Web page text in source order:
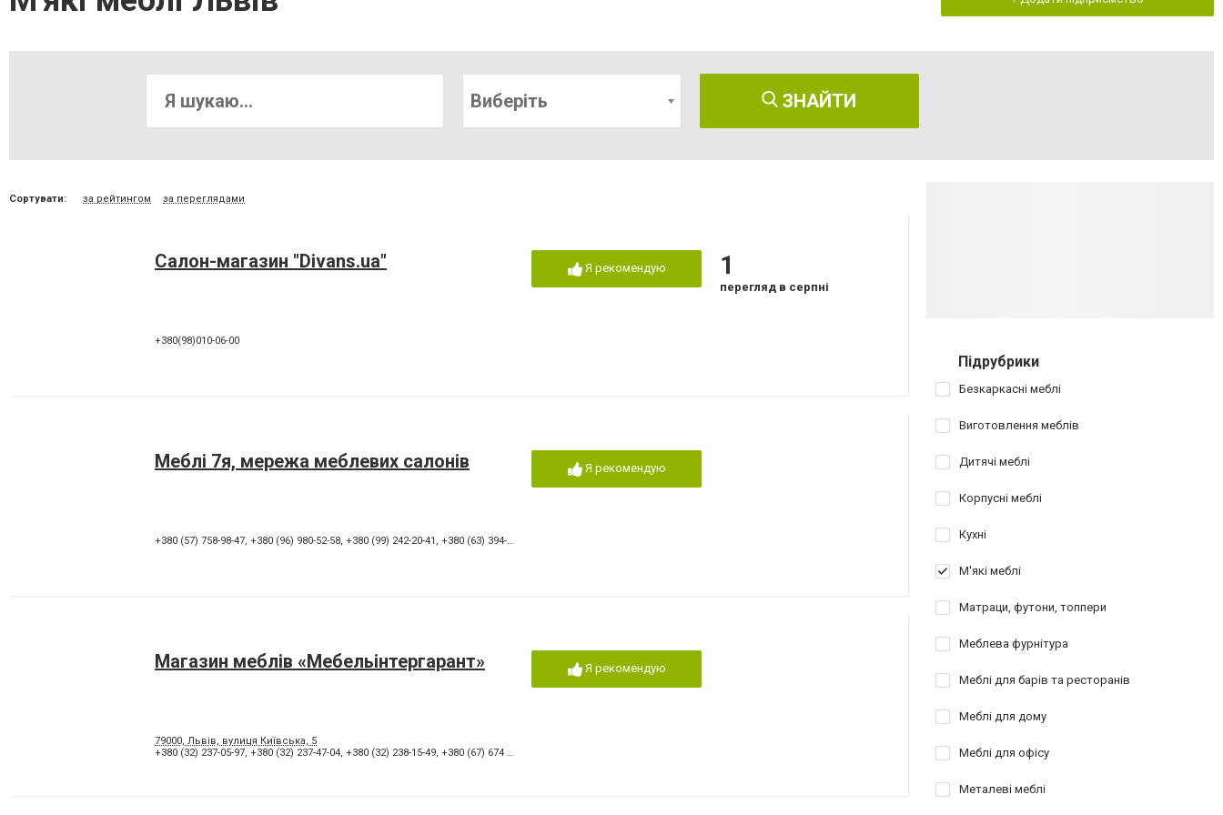
Виберіть ЗНАЙТИ
Сортувати: за рейтингом за переглядами
Салон-магазин "Divans.ua"
+380(98)010-06-00
Я рекомендую 1
перегляд в серпні
Меблі 7я, мережа меблевих салонів
+380 (57) 758-98-47, +380 (96) 980-52-58, +380 (99) 242-20-41 , +380 (63) 394-10-26
Я рекомендую
Магазин меблів «Мебельінтергарант»
79000, Львів, вулиця Київська, 5
+380 (32) 237-05-97, +380 (32) 237-47-04, +380 (32) 238-15-49, +380 (67) 674 44 21
Я рекомендую
Підрубрики
Безкаркасні меблі
Виготовлення меблів
Дитячі меблі
Корпусні меблі
Кухні
М'які меблі
Матраци, футони, топпери
Меблева фурнітура
Меблі для барів та ресторанів
Меблі для дому
Меблі для офісу
Металеві меблі